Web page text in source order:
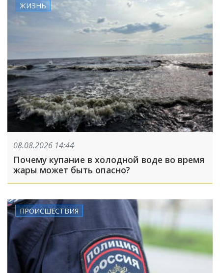
ЖИЗНЬ
08.08.2026 14:44
Почему купание в холодной воде во время
жары может быть опасно?
ПРОИСШЕСТВИЯ